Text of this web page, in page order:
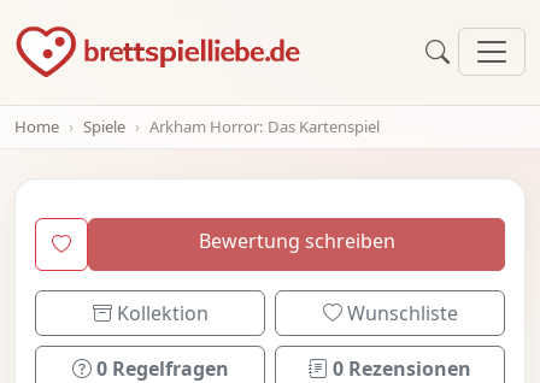
Home Spiele Arkham Horror: Das Kartenspiel
Bewertung schreiben
Kollektion Wunschliste
0 Regelfragen 0 Rezensionen